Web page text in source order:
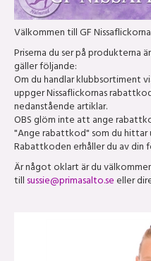
Välkommen till GF
Priserna du ser på produkterna
gäller följande:
Om du handlar klubbsortiment
uppger Nissaflickornas
nedanstående artiklar.
OBS glöm inte att ange
"Ange rabattkod" som du hittar
Rabattkoden erhåller du av din
Är något oklart är du
tillsussie@primasalto.seeller